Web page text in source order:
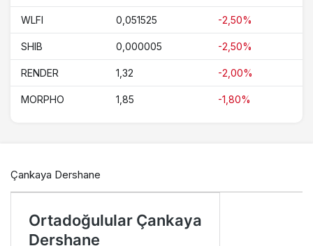
WLFI 0,051525 -2,50%
SHIB 0,000005 -2,50%
RENDER 1,32 -2,00%
MORPHO 1,85 -1,80%
Çankaya Dershane